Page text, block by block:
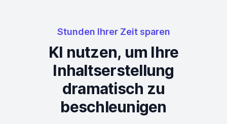
Stunden Ihrer Zeit sparen
KI nutzen, um Ihre
Inhaltserstellung
dramatisch zu
beschleunigen